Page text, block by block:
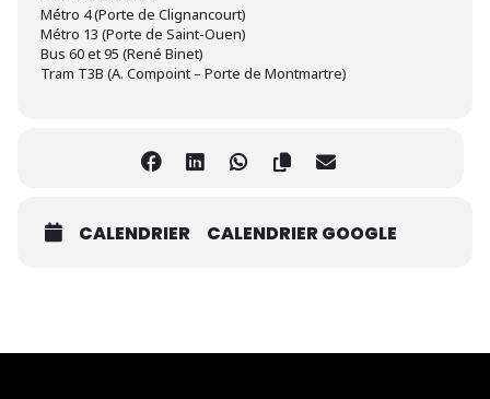
Métro 4 (Porte de Clignancourt)
Métro 13 (Porte de Saint-Ouen)
Bus 60 et 95 (René Binet)
Tram T3B (A. Compoint – Porte de Montmartre)
CALENDRIER CALENDRIER GOOGLE